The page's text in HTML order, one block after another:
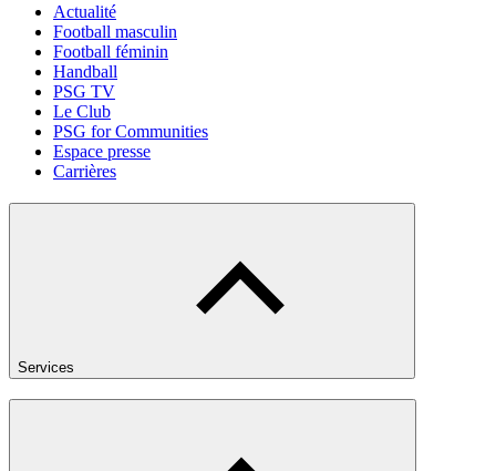
Actualité
Football masculin
Football féminin
Handball
PSG TV
Le Club
PSG for Communities
Espace presse
Carrières
Services